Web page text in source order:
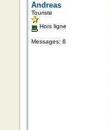
Andreas
Touriste
Hors ligne
Messages: 6